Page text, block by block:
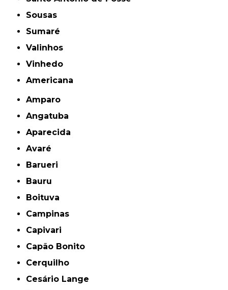
Sousas
Sumaré
Valinhos
Vinhedo
americana
Amparo
Angatuba
Aparecida
Avaré
Barueri
Bauru
Boituva
Campinas
Capivari
Capão Bonito
Cerquilho
Cesário Lange